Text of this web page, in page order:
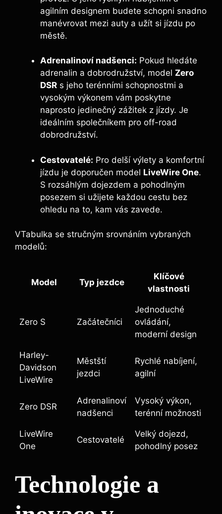
agilním designem budete schopni snadno
manévrovat mezi auty a užít si jízdu po
městě.
Adrenalinoví nadšenci: Pokud hledáte
adrenalin a dobrodružství, model Zero
DSR s jeho terénními schopnostmi a
vysokým výkonem vám poskytne
naprosto jedinečný zážitek z jízdy. Je
ideálním společníkem pro off-road
dobrodružství.
Cestovatelé: Pro delší výlety a komfortní
jízdu je doporučen model LiveWire One.
S rozsáhlým dojezdem a pohodlným
posezem si užijete každou cestu bez
ohledu na to, kam vás zavede.
VTabulka se stručným srovnáním vybraných
modelů:
Model Typ jezdce
Klíčové
vlastnosti
Zero S Začátečníci
Jednoduché
ovládání,
moderní design
Harley-
Davidson
LiveWire
Městští
jezdci
Rychlé nabíjení,
agilní
Zero DSR
Adrenalinoví
nadšenci
Vysoký výkon,
terénní možnosti
LiveWire
One
Cestovatelé
Velký dojezd,
pohodlný posez
Technologie a